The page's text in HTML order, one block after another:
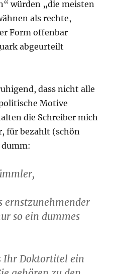
würden „die meisten
als rechte,
Form offenbar
abgeurteilt
dass nicht alle
Motive
die Schreiber mich
für bezahlt (schön
dumm:
ernstzunehmender
so ein dummes
Ihr Doktortitel ein